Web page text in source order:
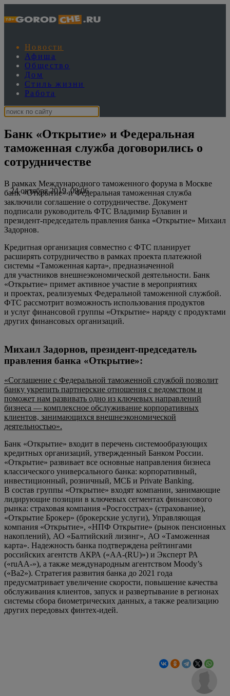
Новости
Афиша
Общество
Дом
Стиль жизни
Работа
Банк «Открытие» и Федеральная
таможенная служба договорились о
сотрудничестве
24 октября 2019, 09:06
В рамках Международного таможенного форума в Москве
банк «Открытие» и Федеральная таможенная служба
заключили соглашение о сотрудничестве. Документ
подписали руководитель ФТС Владимир Булавин и
президент-председатель правления банка «Открытие» Михаил
Задорнов.
Кредитная организация совместно с ФТС планирует
расширять сотрудничество в рамках проекта платежной
системы «Таможенная карта», предназначенной
для участников внешнеэкономической деятельности. Банк
«Открытие» примет активное участие в мероприятиях
и проектах, реализуемых Федеральной таможенной службой.
ФТС рассмотрит возможность использования продуктов
и услуг финансовой группы «Открытие» наряду с продуктами
других финансовых организаций.
Михаил Задорнов, президент-председатель
правления банка «Открытие»:
«Соглашение с Федеральной таможенной службой позволит
банку укрепить партнерские отношения с ведомством и
поможет нам развивать одно из ключевых направлений
бизнеса — комплексное обслуживание корпоративных
клиентов, занимающихся внешнеэкономической
деятельностью».
Банк «Открытие» входит в перечень системообразующих
кредитных организаций, утвержденный Банком России.
«Открытие» развивает все основные направления бизнеса
классического универсального банка: корпоративный,
инвестиционный, розничный, МСБ и Private Banking.
В состав группы «Открытие» входят компании, занимающие
лидирующие позиции в ключевых сегментах финансового
рынка: страховая компания «Росгосстрах» (страхование),
«Открытие Брокер» (брокерские услуги), Управляющая
компания «Открытие», «НПФ Открытие» (рынок пенсионных
накоплений), АО «Балтийский лизинг», АО «Таможенная
карта». Надежность банка подтверждена рейтингами
российских агентств АКРА («АА-(RU)») и Эксперт РА
(«ruAA-»), а также международным агентством Moody’s
(«Ba2»). Стратегия развития банка до 2021 года
предусматривает увеличение скорости, повышение качества
обслуживания клиентов, запуск и развертывание в регионах
системы сбора биометрических данных, а также реализацию
других передовых финтех-идей.